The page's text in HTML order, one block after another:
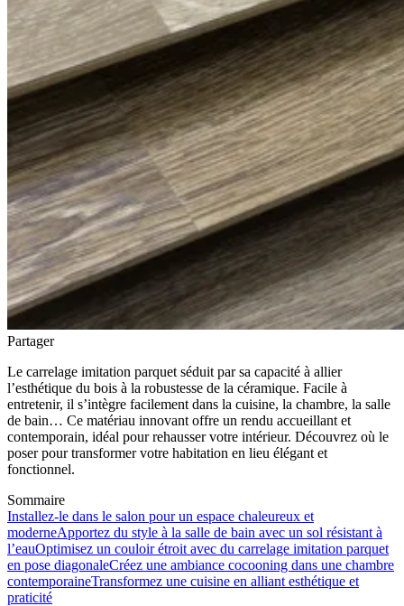
Partager
Le carrelage imitation parquet séduit par sa capacité à allier
l’esthétique du bois à la robustesse de la céramique. Facile à
entretenir, il s’intègre facilement dans la cuisine, la chambre, la salle
de bain… Ce matériau innovant offre un rendu accueillant et
contemporain, idéal pour rehausser votre intérieur. Découvrez où le
poser pour transformer votre habitation en lieu élégant et
fonctionnel.
Sommaire
Installez-le dans le salon pour un espace chaleureux et
moderneApportez du style à la salle de bain avec un sol résistant à
l’eauOptimisez un couloir étroit avec du carrelage imitation parquet
en pose diagonaleCréez une ambiance cocooning dans une chambre
contemporaineTransformez une cuisine en alliant esthétique et
praticité